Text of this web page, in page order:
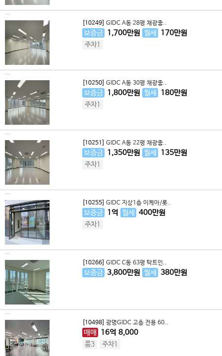
[10249] GIDC A동 28평 채광좋..
보증금 1,700만원 월세 170만원
주차1
[10250] GIDC A동 30평 채광좋..
보증금 1,800만원 월세 180만원
주차1
[10251] GIDC A동 22평 채광좋..
보증금 1,350만원 월세 135만원
주차1
[10255] GIDC 지상1층 이케아/롯..
보증금 1 억 월세 400만원
주차1
[10266] GIDC C동 63평 탁트인..
보증금 3,800만원 월세 380만원
[10498] 광명GIDC 고층 전용 60..
매매 16억 8,000
룸3 주차1